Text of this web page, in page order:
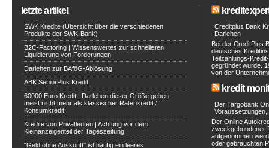
letzte artikel
SWK Kredite (Übersicht über die verschiedenen
Produkte der SWK-Bank)
B2C-Factoring | Wissenswertes zur schnelleren
Liquidierung von Forderungen
Darlehen zur BAföG-Ablösung
ABK SeniorPlus Kredit
60000 Euro Kredit | Darlehen dieser Größe gehen
meist nicht mehr als klassischer Ratenkredit /
Konsumkredit
Kredite von Privatleuten | Achtung vor dem
Kleinanzeigenteil der Tageszeitung
“Geld ohne Auskunft” ist häufig ein leeres
Creditplus Bank
Darlehen
Bei der CreditPlus
deutsches
Teilzahlungs-
gegründet wurde.
von der
kredit
Der Targobank
Voraussetzungen,
Der Online
zweckgebundener
aufgenommen
oder gebrauchten